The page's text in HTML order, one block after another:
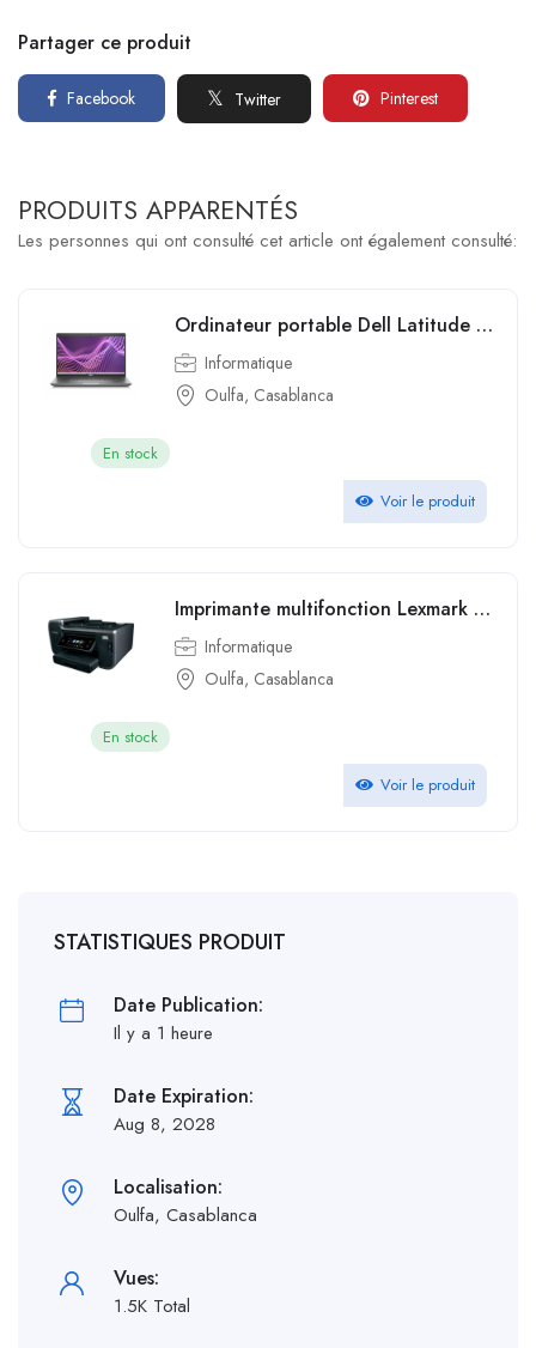
Partager ce produit
Facebook Twitter Pinterest
PRODUITS APPARENTÉS
Les personnes qui ont consulté cet article ont également consulté:
Ordinateur portable Dell Latitude 5440 i5 13th
Informatique
Oulfa, Casablanca
En stock
Voir le produit
Imprimante multifonction Lexmark Prestige Pro805
Informatique
Oulfa, Casablanca
En stock
Voir le produit
STATISTIQUES PRODUIT
Date Publication:
Il y a 1 heure
Date Expiration:
Aug 8, 2028
Localisation:
Oulfa, Casablanca
Vues:
1.5K Total